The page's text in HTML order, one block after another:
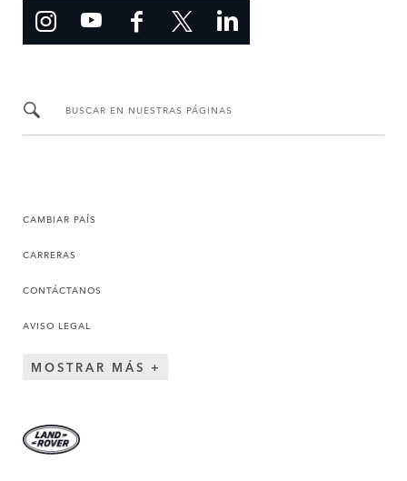
BUSCAR EN NUESTRAS PÁGINAS
CAMBIAR PAÍS
CARRERAS
CONTÁCTANOS
AVISO LEGAL
MOSTRAR MÁS